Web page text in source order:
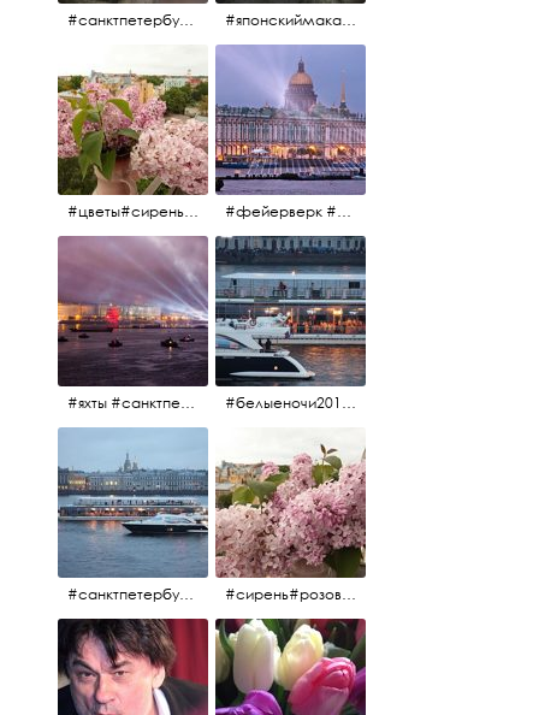
#санктпетербург #macacafuscata #macaca #ленинградскийзоопарк #снежнаяобезьяна #японскиймакак #макака #зоопарк #японскиймакак#снежнаяобезьяна#приматы#макака#зоопарк#животные#ленинградскийзоопарк#macaca#macacafuscata#санктпетербург
#цветы#сирень #розоваясирень #натюрморт #натюрмортсцветами #весна2012 #пробуждение #фейерверк #салют #парусник #санктпетербург #белыеночи2012 #белыеночи #алыепаруса2012 #алыепаруса #нева
#яхты #санктпетербург #нева #белыеночи2012 #алыепаруса #алыепаруса2012#парусник#салют#фейерверк #белыеночи2012 #белыеночи #2012 #нева #санктпетербург #яхты
#санктпетербург #нева#яхты#2012 #белыеночи#белыеночи2012 #сирень#розоваясирень#натюрморт#натюрмортсцветами#2012#весна2012